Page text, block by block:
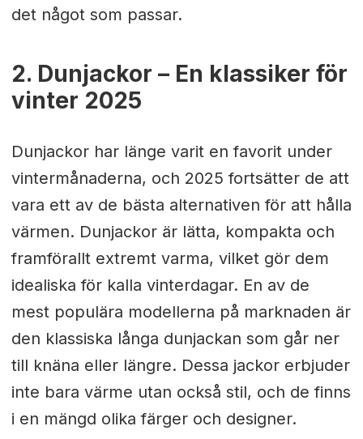
det något som passar.
2. Dunjackor – En klassiker för
vinter 2025
Dunjackor har länge varit en favorit under
vintermånaderna, och 2025 fortsätter de att
vara ett av de bästa alternativen för att hålla
värmen. Dunjackor är lätta, kompakta och
framförallt extremt varma, vilket gör dem
idealiska för kalla vinterdagar. En av de
mest populära modellerna på marknaden är
den klassiska långa dunjackan som går ner
till knäna eller längre. Dessa jackor erbjuder
inte bara värme utan också stil, och de finns
i en mängd olika färger och designer.